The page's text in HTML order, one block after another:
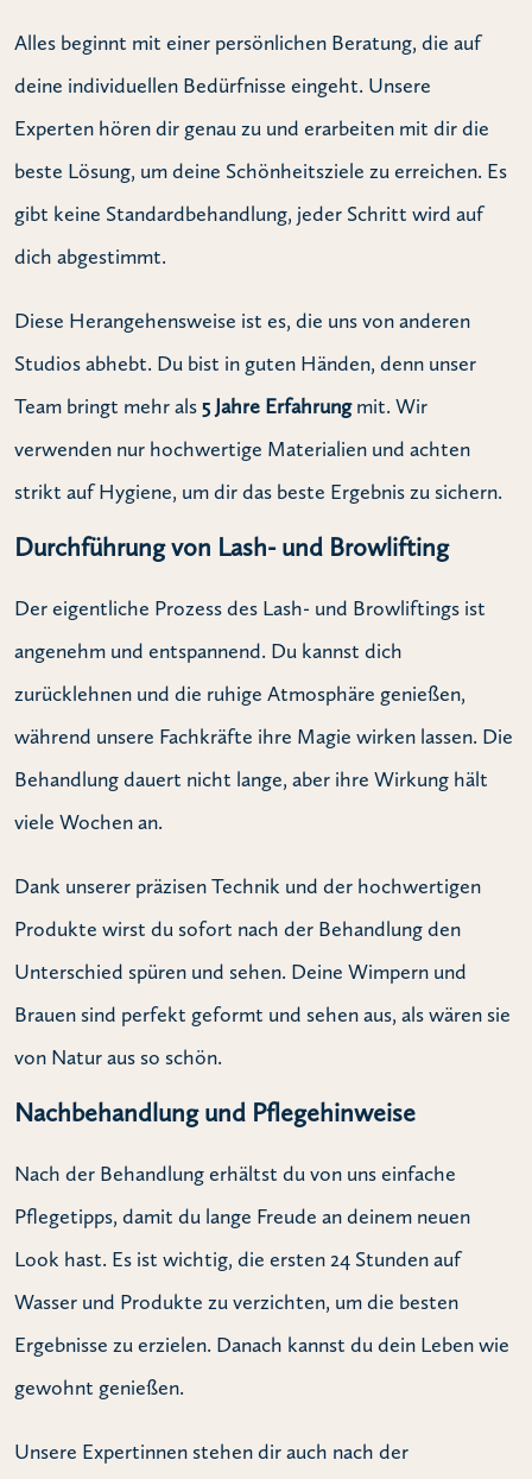
Alles beginnt mit einer persönlichen Beratung, die auf
deine individuellen Bedürfnisse eingeht. Unsere
Experten hören dir genau zu und erarbeiten mit dir die
beste Lösung, um deine Schönheitsziele zu erreichen. Es
gibt keine Standardbehandlung, jeder Schritt wird auf
dich abgestimmt.
Diese Herangehensweise ist es, die uns von anderen
Studios abhebt. Du bist in guten Händen, denn unser
Team bringt mehr als5 Jahre Erfahrungmit. Wir
verwenden nur hochwertige Materialien und achten
strikt auf Hygiene, um dir das beste Ergebnis zu sichern.
Durchführung von Lash- und Browlifting
Der eigentliche Prozess des Lash- und Browliftings ist
angenehm und entspannend. Du kannst dich
zurücklehnen und die ruhige Atmosphäre genießen,
während unsere Fachkräfte ihre Magie wirken lassen. Die
Behandlung dauert nicht lange, aber ihre Wirkung hält
viele Wochen an.
Dank unserer präzisen Technik und der hochwertigen
Produkte wirst du sofort nach der Behandlung den
Unterschied spüren und sehen. Deine Wimpern und
Brauen sind perfekt geformt und sehen aus, als wären sie
von Natur aus so schön.
Nachbehandlung und Pflegehinweise
Nach der Behandlung erhältst du von uns einfache
Pflegetipps, damit du lange Freude an deinem neuen
Look hast. Es ist wichtig, die ersten 24 Stunden auf
Wasser und Produkte zu verzichten, um die besten
Ergebnisse zu erzielen. Danach kannst du dein Leben wie
gewohnt genießen.
Unsere Expertinnen stehen dir auch nach der